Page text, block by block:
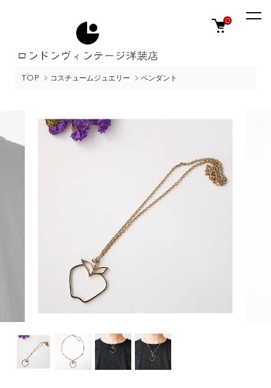
0
TOP コスチュームジュエリー ペンダント